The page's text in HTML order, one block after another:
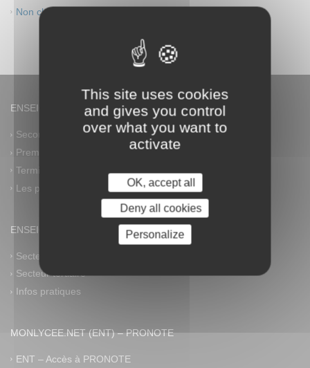
Non classé
ENSEIGNEMENT GÉNÉRAL
Seconde générale et technologique
Première générale
Terminale générale
Les plus
ENSEIGNEMENT PROFESSIONNEL
Secteur industriel
Secteur tertiaire
Infos pratiques
MONLYCEE.NET (ENT) – PRONOTE
ENT – Accès à PRONOTE
This site uses cookies
and gives you control
over what you want to
activate
OK, accept all
Deny all cookies
Personalize